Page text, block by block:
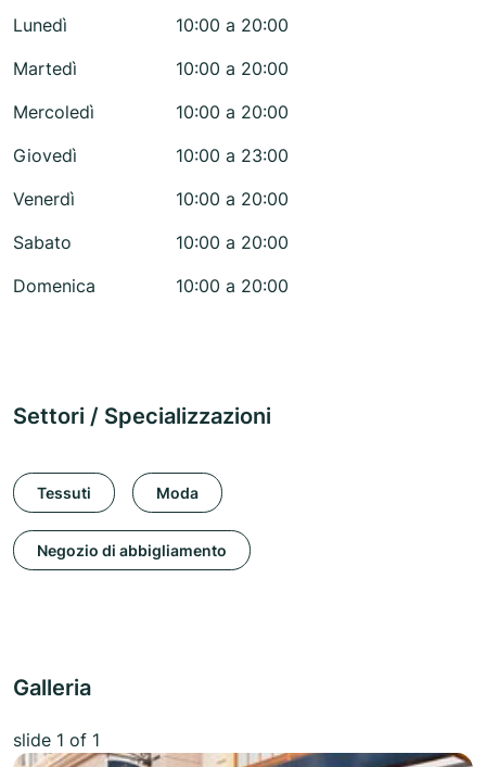
Lunedì
10:00 a 20:00
Martedì
10:00 a 20:00
Mercoledì
10:00 a 20:00
Giovedì
10:00 a 23:00
Venerdì
10:00 a 20:00
Sabato
10:00 a 20:00
Domenica
10:00 a 20:00
Settori / Specializzazioni
Tessuti Moda
Negozio di abbigliamento
Galleria
slide 1 of 1